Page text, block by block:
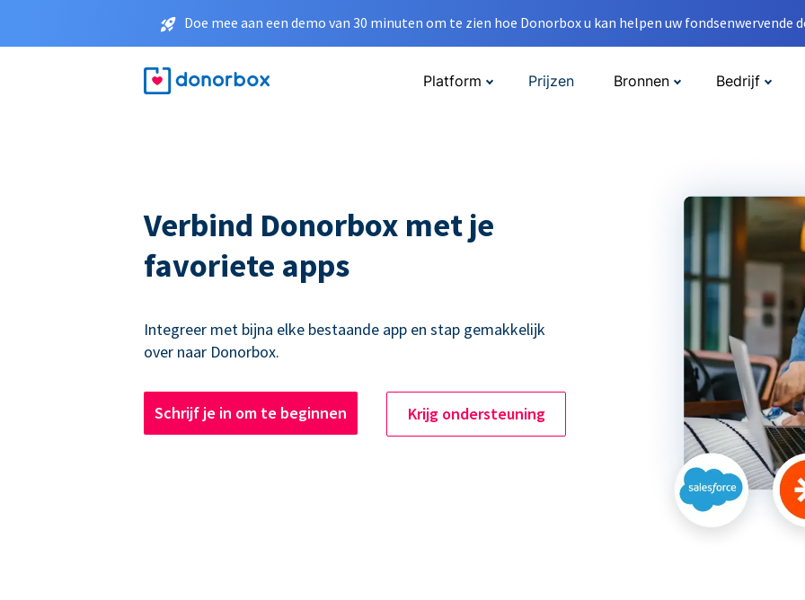
Doe mee aan een demo van 30 minuten om te zien hoe Donorbox u kan helpen uw fondsenwervende
Platform Prijzen Bronnen Bedrijf
Verbind Donorbox met je
favoriete apps
Integreer met bijna elke bestaande app en stap gemakkelijk
over naar Donorbox.
Schrijf je in om te beginnen Krijg ondersteuning